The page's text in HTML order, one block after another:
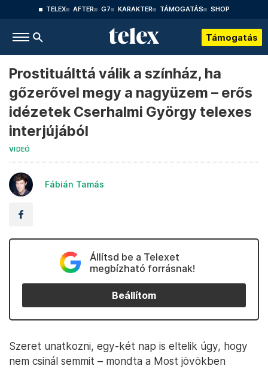
TELEX AFTER G7 KARAKTER TÁMOGATÁS SHOP
Támogatás
Prostituálttá válik a színház, ha
gőzerővel megy a nagyüzem – erős
idézetek Cserhalmi György telexes
interjújából
VIDEÓ
Fábián Tamás
Állítsd be a Telexet
megbízható forrásnak!
Beállítom
Szeret unatkozni, egy-két nap is eltelik úgy, hogy
nem csinál semmit – mondta a Most jövökben